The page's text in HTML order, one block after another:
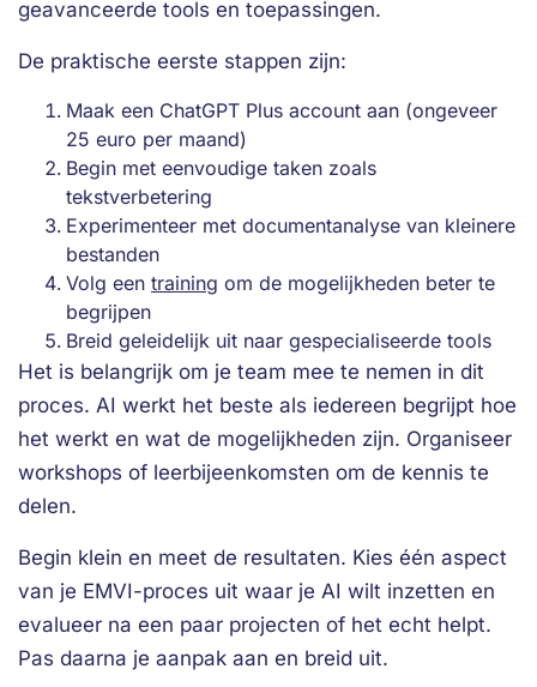
geavanceerde tools en toepassingen.
De praktische eerste stappen zijn:
Maak een ChatGPT Plus account aan (ongeveer
25 euro per maand)
Begin met eenvoudige taken zoals
tekstverbetering
Experimenteer met documentanalyse van kleinere
bestanden
Volg een training om de mogelijkheden beter te
begrijpen
Breid geleidelijk uit naar gespecialiseerde tools
Het is belangrijk om je team mee te nemen in dit
proces. AI werkt het beste als iedereen begrijpt hoe
het werkt en wat de mogelijkheden zijn. Organiseer
workshops of leerbijeenkomsten om de kennis te
delen.
Begin klein en meet de resultaten. Kies één aspect
van je EMVI-proces uit waar je AI wilt inzetten en
evalueer na een paar projecten of het echt helpt.
Pas daarna je aanpak aan en breid uit.